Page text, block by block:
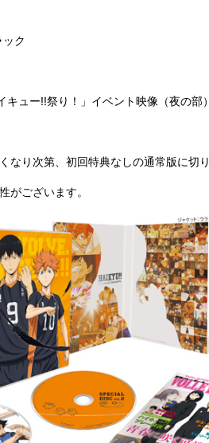
ク
ュー!!祭り！」イベント映像（夜の部）
なり次第、初回特典なしの通常版に切
がございます。